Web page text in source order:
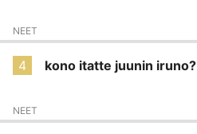
NEET
4 kono itatte juunin iruno?
NEET